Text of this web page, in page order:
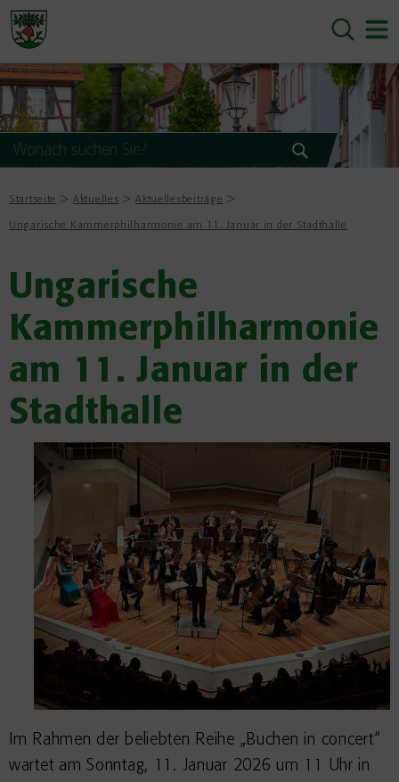
Startseite Aktuelles Aktuellesbeiträge
Ungarische Kammerphilharmonie am 11. Januar in der Stadthalle
Ungarische
Kammerphilharmonie
am 11. Januar in der
Stadthalle
Im Rahmen der beliebten Reihe „Buchen in concert“
wartet am Sonntag, 11. Januar 2026 um 11 Uhr in